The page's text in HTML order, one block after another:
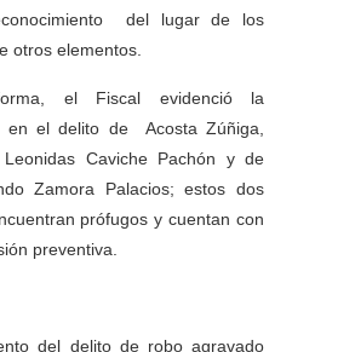
del lugar de los
otros elementos.
el Fiscal evidenció la
en el delito de Acosta Zúñiga,
Caviche Pachón y de
Zamora Palacios; estos dos
prófugos y cuentan con
preventiva.
del delito de robo agravado